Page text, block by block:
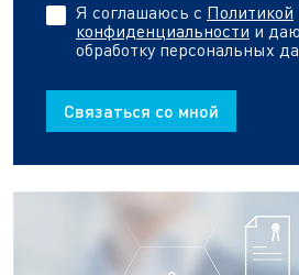
Я соглашаюсь с Политикой
конфиденциальности и
обработку персональных
Связаться со мной